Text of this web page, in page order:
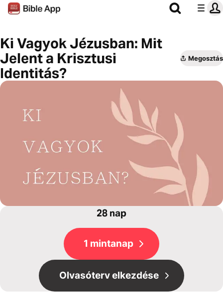
Ki Vagyok Jézusban: Mit
Jelent a Krisztusi
Identitás?
Megosztás
28 nap
1 mintanap
Olvasóterv elkezdése